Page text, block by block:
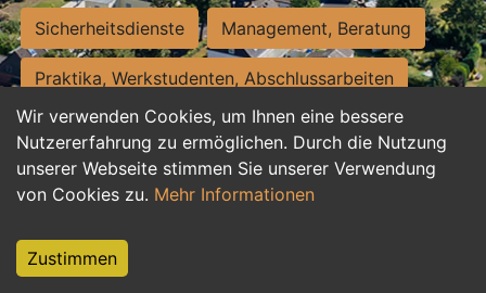
Wir verwenden Cookies, um Ihnen eine bessere
Nutzererfahrung zu ermöglichen. Durch die Nutzung
unserer Webseite stimmen Sie unserer Verwendung
von Cookies zu. Mehr Informationen
Zustimmen
Sicherheitsdienste Management, Beratung
Praktika, Werkstudenten, Abschlussarbeiten
Personalwesen Assistenz, Sekretariat
Hilfskräfte, Aushilfs- und Nebenjobs
Weiterbildung, Studium, duale Ausbildung